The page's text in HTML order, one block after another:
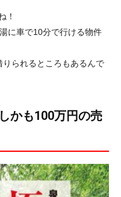
！
に車で10分で行ける物件
られるところもあるんで
かも100万円の売